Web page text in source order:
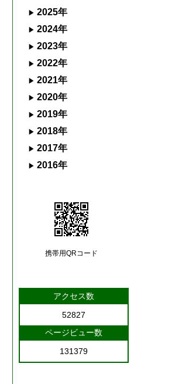
2025年
2024年
2023年
2022年
2021年
2020年
2019年
2018年
2017年
2016年
携帯用QRコード
アクセス数
52827
ページビュー数
131379